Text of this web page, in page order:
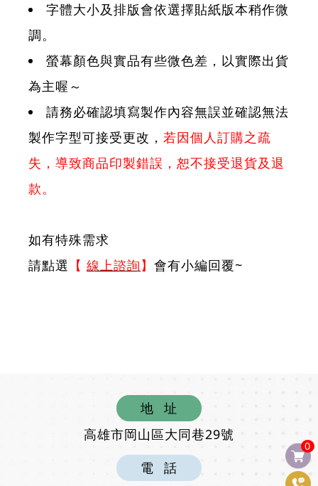
0
字體大小及排版會依選擇貼紙版本稍作微
調。
螢幕顏色與實品有些微色差，以實際出貨
為主喔～
請務必確認填寫製作內容無誤並確認無法
製作字型可接受更改， 若因個人訂購之疏
失，導致商品印製錯誤，恕不接受退貨及退
款。
如有特殊需求
請點選 【 線上諮詢】 會有小編回覆~
地
址
高雄市岡山區大同巷29號
電
話